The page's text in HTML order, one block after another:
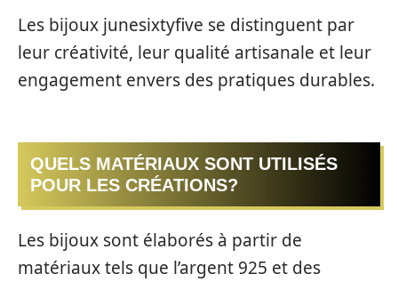
Les bijoux junesixtyfive se distinguent par
leur créativité, leur qualité artisanale et leur
engagement envers des pratiques durables.
QUELS MATÉRIAUX SONT UTILISÉS
POUR LES CRÉATIONS?
Les bijoux sont élaborés à partir de
matériaux tels que l’argent 925 et des